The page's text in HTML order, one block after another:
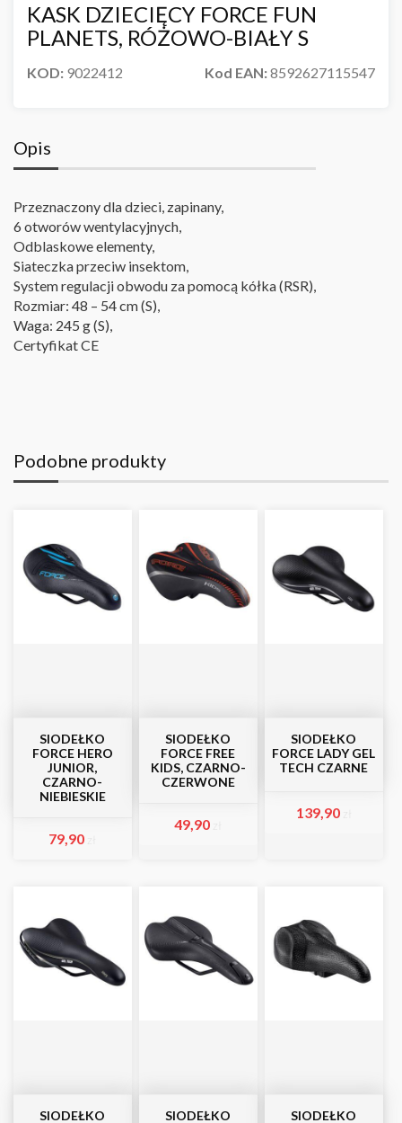
KASK DZIECIĘCY FORCE FUN
PLANETS, RÓŻOWO-BIAŁY S
KOD: 9022412 Kod EAN:8592627115547
Opis
Przeznaczony dla dzieci, zapinany,
6 otworów wentylacyjnych,
Odblaskowe elementy,
Siateczka przeciw insektom,
System regulacji obwodu za pomocą kółka (RSR),
Rozmiar: 48 – 54 cm (S),
Waga: 245 g (S),
Certyfikat CE
Podobne produkty
SIODEŁKO
FORCE HERO
JUNIOR,
CZARNO-
NIEBIESKIE
79,90
SIODEŁKO
FORCE FREE
KIDS, CZARNO-
CZERWONE
49,90
SIODEŁKO
FORCE LADY GEL
TECH CZARNE
139,90
SIODEŁKO
SIODEŁKO
SIODEŁKO